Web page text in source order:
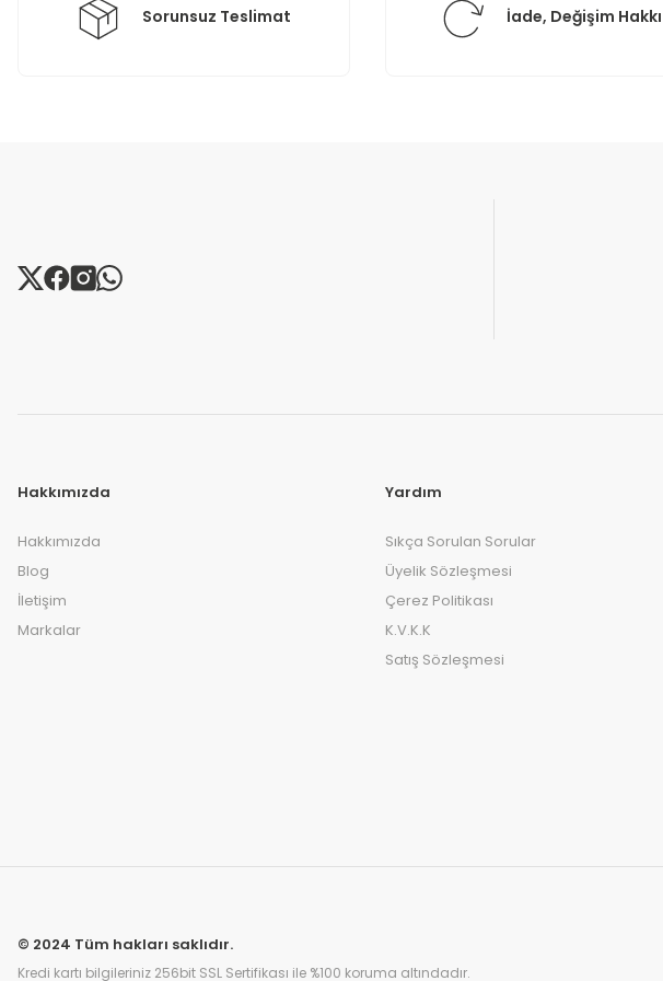
Sorunsuz Teslimat İade, Değişim Hakkı
Hakkımızda
Hakkımızda
Blog
İletişim
Markalar
Yardım
Sıkça Sorulan Sorular
Üyelik Sözleşmesi
Çerez Politikası
K.V.K.K
Satış Sözleşmesi
© 2024 Tüm hakları saklıdır.
Kredi kartı bilgileriniz 256bit SSL Sertifikası ile %100 koruma altındadır.